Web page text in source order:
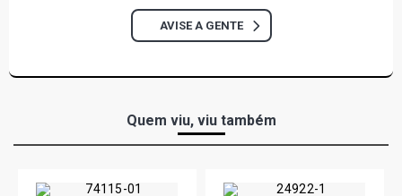
AVISE A GENTE
Quem viu, viu também